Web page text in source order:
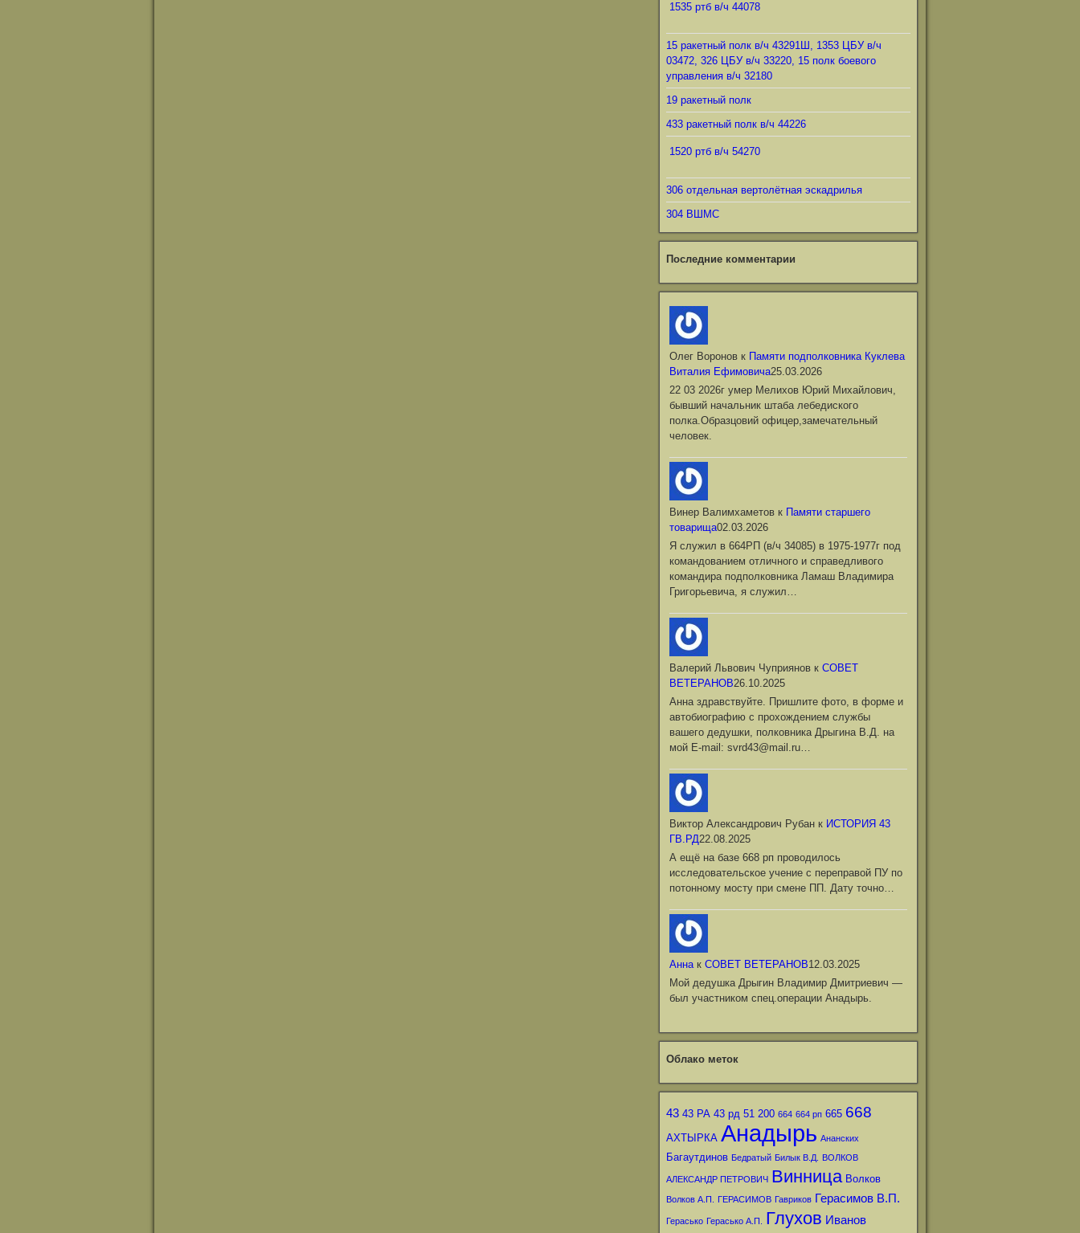
1535 ртб в/ч 44078
15 ракетный полк в/ч 43291Ш, 1353 ЦБУ в/ч
03472, 326 ЦБУ в/ч 33220, 15 полк боевого
управления в/ч 32180
19 ракетный полк
433 ракетный полк в/ч 44226
1520 ртб в/ч 54270
306 отдельная вертолётная эскадрилья
304 ВШМС
Последние комментарии
Олег Вороновк Памяти подполковника Куклева
Виталия Ефимовича25.03.2026
22 03 2026г умер Мелихов Юрий Михайлович,
бывший начальник штаба лебедиского
полка.Образцовий офицер,замечательный
человек.
Винер Валимхаметовк Памяти старшего
товарища02.03.2026
Я служил в 664РП (в/ч 34085) в 1975-1977г под
командованием отличного и справедливого
командира подполковника Ламаш Владимира
Григорьевича, я служил…
Валерий Львович Чуприяновк СОВЕТ
ВЕТЕРАНОВ26.10.2025
Анна здравствуйте. Пришлите фото, в форме и
автобиографию с прохождением службы
вашего дедушки, полковника Дрыгина В.Д. на
мой Е-mail: svrd43@mail.ru…
Виктор Александрович Рубанк ИСТОРИЯ 43
ГВ.РД22.08.2025
А ещё на базе 668 рп проводилось
исследовательское учение с переправой ПУ по
потонному мосту при смене ПП. Дату точно…
Аннак СОВЕТ ВЕТЕРАНОВ12.03.2025
Мой дедушка Дрыгин Владимир Дмитриевич —
был участником спец.операции Анадырь.
Облако меток
43 43 РА 43 рд 51 200 664 664 рп 665 668
АХТЫРКА Анадырь Ананских
Багаутдинов Бедратый Билык В.Д. ВОЛКОВ
АЛЕКСАНДР ПЕТРОВИЧ Винница Волков
Волков А.П. ГЕРАСИМОВ Гавриков Герасимов В.П.
Герасько Герасько А.П. Глухов Иванов